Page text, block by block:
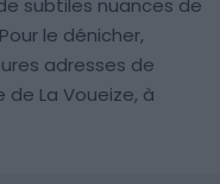
subtiles nuances de
le dénicher,
adresses de
La Voueize, à